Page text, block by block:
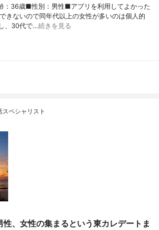
：36歳■性別：男性■アプリを利用してよかった
きないので同年代以上の女性が多いのは個人的
、30代で…続きを見る
ペシャリスト
性、女性の集まるという東カレデートま